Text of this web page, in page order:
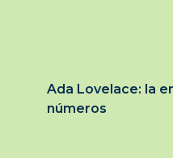
Ada Lovelace: la
números